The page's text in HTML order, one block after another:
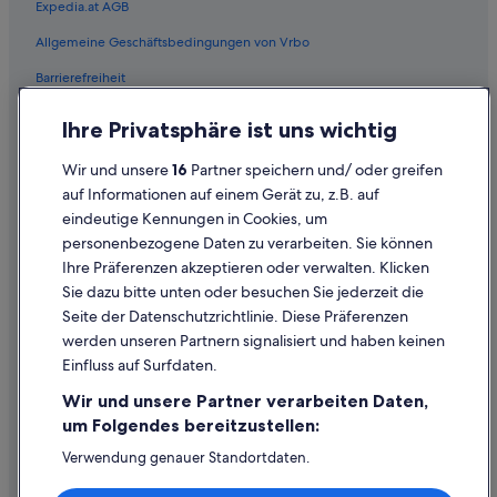
Hotels mit Casino in Lienz
Hotels mit Fitnessbereich in Lienz
Hotels mit Frühstück in Lienz
Hotels mit Klimaanlage in Lienz
Hotels mit Pool in Lienz
Hotels mit Restaurant in Lienz
Hotels mit Sauna in Lienz
Hotels mit Yoga in Lienz
Haustierfreundliche in Lienz
Romantische in Lienz
Romantik Hotel in Lienz
Expedia.at AGB
Allgemeine Geschäftsbedingungen von Vrbo
Barrierefreiheit
Cookie-Erklärung
Rechtliche Hinweise/Kontakt
Inhaltsrichtlinien und Melden von Inhalten
Hilfe
Hilfe
Rückerstattungsprozess und Zeitrahmen
Buchen Sie einen Flug mit einer Gutschrift bei der Fluggesellschaft
Internationale Reisedokumente
Ihre Privatsphäre ist uns wichtig
Wir und unsere16 Partner speichern und/ oder greifen
auf Informationen auf einem Gerät zu, z.B. auf
eindeutige Kennungen in Cookies, um
personenbezogene Daten zu verarbeiten. Sie können
Ihre Präferenzen akzeptieren oder verwalten. Klicken
Sie dazu bitte unten oder besuchen Sie jederzeit die
Seite der Datenschutzrichtlinie. Diese Präferenzen
werden unseren Partnern signalisiert und haben keinen
Einfluss auf Surfdaten.
Wir und unsere Partner verarbeiten Daten,
um Folgendes bereitzustellen:
Verwendung genauer Standortdaten.